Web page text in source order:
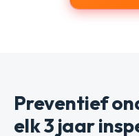
Preventief
elk 3 jaar